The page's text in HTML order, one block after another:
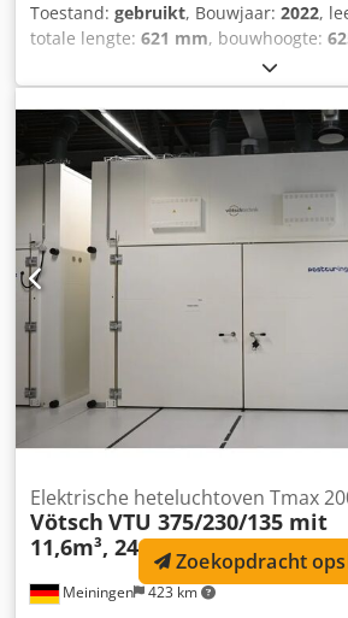
Toestand: gebruikt, Bouwjaar: 2022,
totale lengte: 621 mm, bouwhoogte:
,
Batterij Ah: 375Ah Batterij fabrikant:
Apdjf Batterij type: PzS Bouwjaar
Batterijconditie: 80 - 100%
Voor verdere vragen kunt u ons gerust
model hebben wij ongeveer 150
transportmiddelen op voorraad. Kijk
homepage fleischmann-
financiering en levering tegen
regelen wij graag voor u. Inruil van
ook mogelijk – zelfs als u geen
opgegeven bedrijfstijden zijn
van invoer. Tussentijdse verkoop,
voorbehouden.
Meiningen 423 km
Elektrische heteluchtoven Tmax
Vötsch VTU 375/230/135 mit
11,6m³, 241 KW
Zoekopdracht